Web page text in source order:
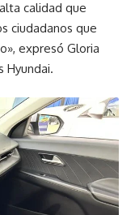
calidad que
ciudadanos que
expresó Gloria
Hyundai.